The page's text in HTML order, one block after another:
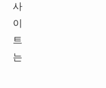
사
이
트
는